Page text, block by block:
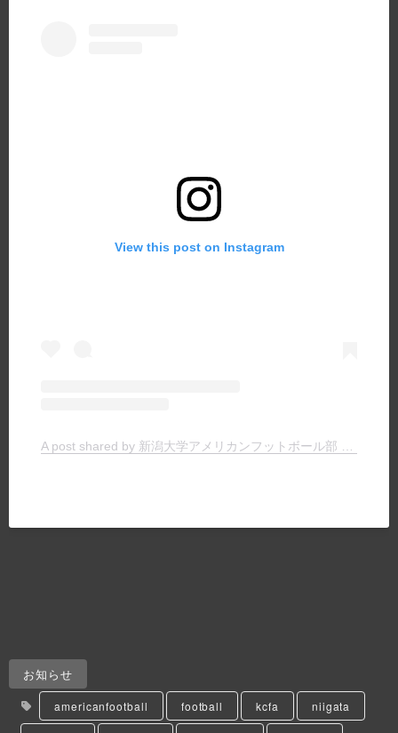
View this post on Instagram
お知らせ
americanfootball football kcfa niigata